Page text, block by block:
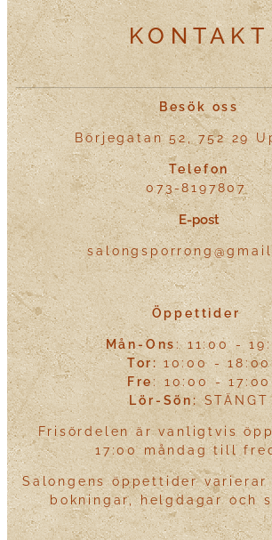
KONTAKT
Besök oss
Börjegatan 52, 752 29
Telefon
073-8197807
E-post
Öppettider
Mån-Ons: 11:00 -
Tor:10:00 - 18:00
Fre: 10:00 - 17:00
Lör-Sön:STÄNGT
Frisördelen är vanligtvis
17:00 måndag till
Salongens öppettider varierar
bokningar, helgdagar och